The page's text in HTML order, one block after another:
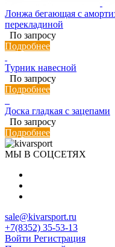
Лонжа бегающая с
перекладиной
По запросу
Подробнее
Турник навесной
По запросу
Подробнее
Доска гладкая с зацепами
По запросу
Подробнее
МЫ В СОЦСЕТЯХ
sale@kivarsport.ru
+7(8352) 35-53-13
Войти Регистрация